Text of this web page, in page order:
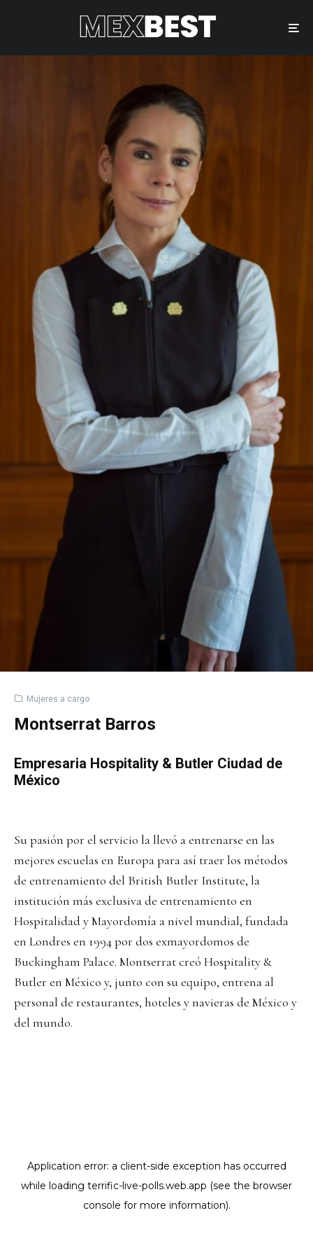
Mujeres a cargo
Montserrat Barros
Empresaria Hospitality & Butler Ciudad de
México
Su pasión por el servicio la llevó a entrenarse en las
mejores escuelas en Europa para así traer los métodos
de entrenamiento del British Butler Institute, la
institución más exclusiva de entrenamiento en
Hospitalidad y Mayordomía a nivel mundial, fundada
en Londres en 1994 por dos exmayordomos de
Buckingham Palace. Montserrat creó Hospitality &
Butler en México y, junto con su equipo, entrena al
personal de restaurantes, hoteles y navieras de México y
del mundo.